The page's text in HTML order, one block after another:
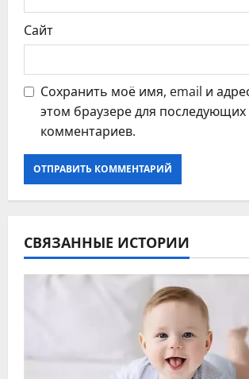
Сайт
Сохранить моё имя, email и
этом браузере для
комментариев.
СВЯЗАННЫЕ ИСТОРИИ